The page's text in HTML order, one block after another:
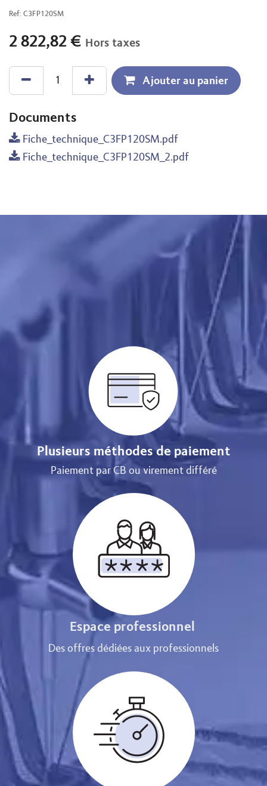
Ref: C3FP120SM
2 822,82 € Hors taxes
Ajouter au panier
Documents
Fiche_technique_C3FP120SM.pdf
Fiche_technique_C3FP120SM_2.pdf
Plusieurs méthodes de paiement
Paiement par CB ou virement différé
Espace professionnel
Des offres dédiées aux professionnels